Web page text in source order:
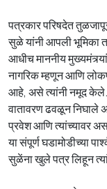
पत्रकार परिषदेत
सुळे यांनी आपली भूमिका
आधीच माननीय
नागरिक म्हणून आणि
आहे, असे त्यांनी नमूद केले.
वातावरण ढवळून निघाले
प्रवेश आणि त्यांच्यावर
या संपूर्ण घडामोडीच्या
सुळेंना खुले पत्र लिहून